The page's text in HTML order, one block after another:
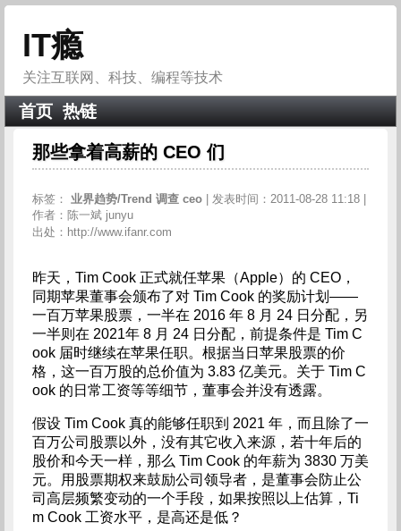
IT瘾
关注互联网、科技、编程等技术
首页 热链
那些拿着高薪的 CEO 们
标签： 业界趋势/Trend 调查 ceo
| 发表时间：2011-08-28 11:18 |
作者：陈一斌 junyu
出处：http://www.ifanr.com
昨天，Tim Cook 正式就任苹果（Apple）的 CEO，
同期苹果董事会颁布了对 Tim Cook 的奖励计划——
一百万苹果股票，一半在 2016 年 8 月 24 日分配，另
一半则在 2021年 8 月 24 日分配，前提条件是 Tim C
ook 届时继续在苹果任职。根据当日苹果股票的价
格，这一百万股的总价值为 3.83 亿美元。关于 Tim C
ook 的日常工资等等细节，董事会并没有透露。
假设 Tim Cook 真的能够任职到 2021 年，而且除了一
百万公司股票以外，没有其它收入来源，若十年后的
股价和今天一样，那么 Tim Cook 的年薪为 3830 万美
元。用股票期权来鼓励公司领导者，是董事会防止公
司高层频繁变动的一个手段，如果按照以上估算，Ti
m Cook 工资水平，是高还是低？